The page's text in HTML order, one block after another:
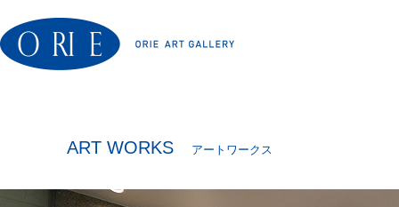
ART WORKS アートワークス